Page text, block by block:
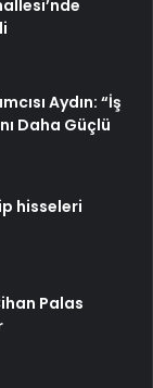
Aydın: “İş
Daha Güçlü
hisseleri
Palas